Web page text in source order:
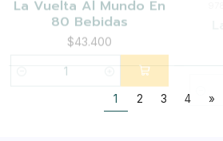
Cantidad
1 2 3 4 »